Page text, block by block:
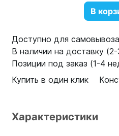
В
Доступно для
В наличии на доставку
Позиции под заказ (1-4
Купить в один клик
Характеристики